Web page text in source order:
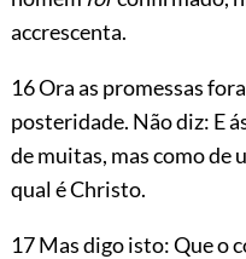
accrescenta.
16 Ora as promessas
posteridade. Não diz: E
de muitas, mas como de
qual é Christo.
17 Mas digo isto: Que o